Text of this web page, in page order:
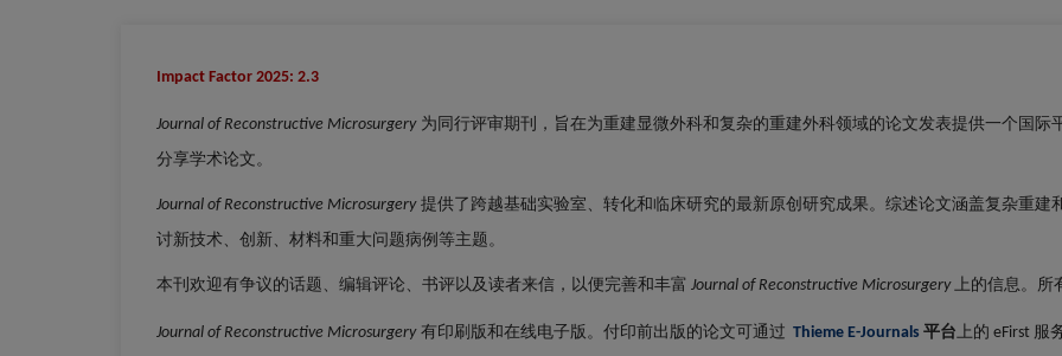
Impact Factor 2025: 2.3
Journal of Reconstructive Microsurgery 为同行评审期刊，旨在为重建显微外科和复杂的重建外科领域的论文发表提供一个国际
分享学术论文。
Journal of Reconstructive Microsurgery 提供了跨越基础实验室、转化和临床研究的最新原创研究成果。综述论文涵盖复杂重
讨新技术、创新、材料和重大问题病例等主题。
本刊欢迎有争议的话题、编辑评论、书评以及读者来信，以便完善和丰富 Journal of Reconstructive Microsurgery 上的信息。所
Journal of Reconstructive Microsurgery 有印刷版和在线电子版。付印前出版的论文可通过 Thieme E-Journals 平台上的 eFirst 服